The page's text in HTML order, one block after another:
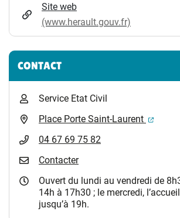
Site web
(www.herault.gouv.fr)
CONTACT
Service Etat Civil
Place Porte Saint-Laurent
04 67 69 75 82
Contacter
Ouvert du lundi au vendredi de
14h à 17h30 ; le mercredi,
jusqu’à 19h.